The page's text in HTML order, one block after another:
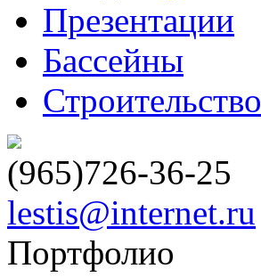
Презентации
Бассейны
Строительство
(965)726-36-25
lestis@internet.ru
Портфолио